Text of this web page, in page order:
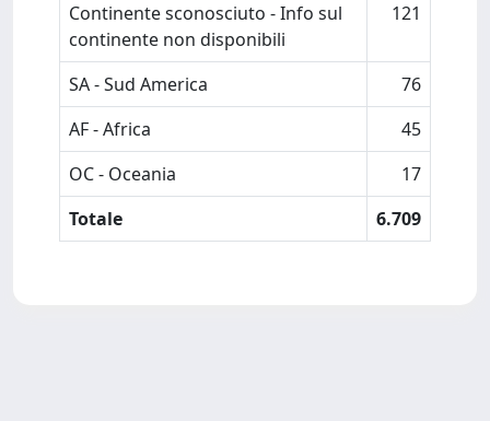
Continente sconosciuto - Info sul
continente non disponibili
121
SA - Sud America
76
AF - Africa
45
OC - Oceania
17
Totale
6.709